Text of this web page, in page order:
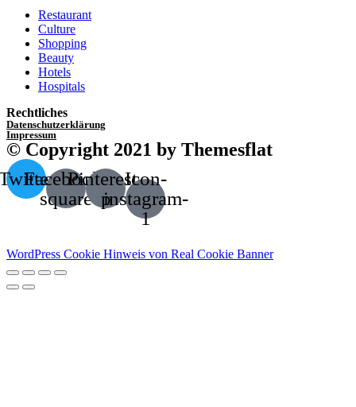
Restaurant
Culture
Shopping
Beauty
Hotels
Hospitals
Rechtliches
Datenschutzerklärung
Impressum
© Copyright 2021 by Themesflat
Facebook-
square
Pinterest-
p
Icon-
instagram-
1
WordPress Cookie Hinweis von Real Cookie Banner